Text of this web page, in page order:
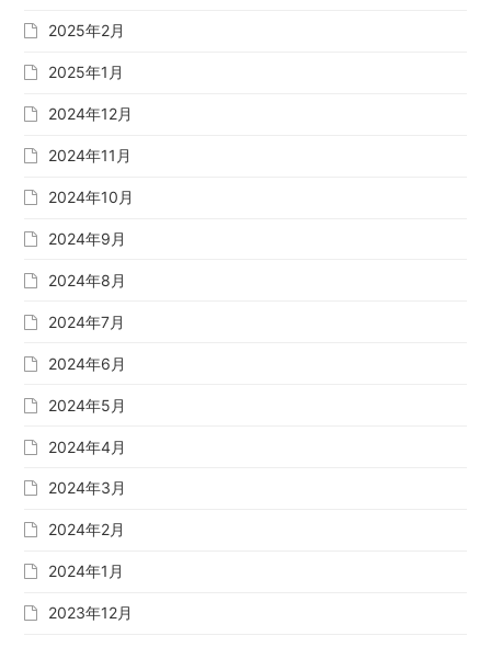
2025年2月
2025年1月
2024年12月
2024年11月
2024年10月
2024年9月
2024年8月
2024年7月
2024年6月
2024年5月
2024年4月
2024年3月
2024年2月
2024年1月
2023年12月